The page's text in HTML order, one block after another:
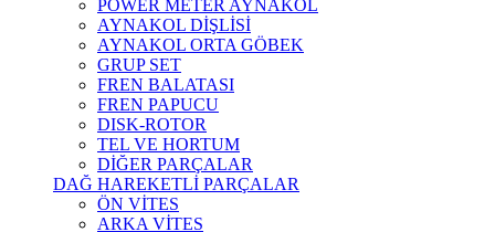
POWER METER AYNAKOL
AYNAKOL DİŞLİSİ
AYNAKOL ORTA GÖBEK
GRUP SET
FREN BALATASI
FREN PAPUCU
DISK-ROTOR
TEL VE HORTUM
DİĞER PARÇALAR
DAĞ HAREKETLİ PARÇALAR
ÖN VİTES
ARKA VİTES